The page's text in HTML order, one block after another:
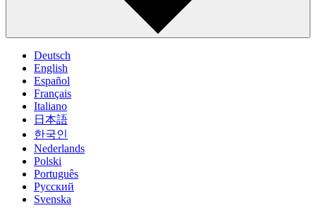
Deutsch
English
Español
Français
Italiano
日本語
한국인
Nederlands
Polski
Português
Pусский
Svenska